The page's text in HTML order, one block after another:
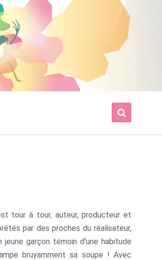
tour à tour, auteur, producteur et
par des proches du réalisateur,
garçon témoin d'une habitude
bruyamment sa soupe ! Avec